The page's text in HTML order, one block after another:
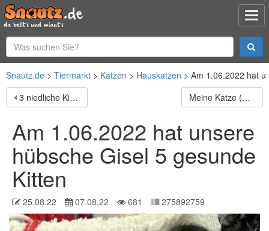
Snautz.de Tiermarkt Katzen Hauskatzen
Am 1.06.2022 hat
3 niedliche Kittens suchen ein zu Hause. Sie sind ca.
Meine Katze (Maia) hat am 5. Juni 2022 vier Kätzchen
Am 1.06.2022 hat unsere
hübsche Gisel 5 gesunde
Kitten
25.08.22 07.08.22 681 275892759